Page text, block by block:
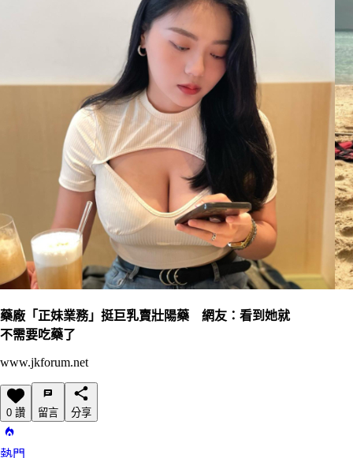
藥廠「正妹業務」挺巨乳賣壯陽藥 網友：看到她就
不需要吃藥了
www.jkforum.net
0 讚 留言 分享
熱門